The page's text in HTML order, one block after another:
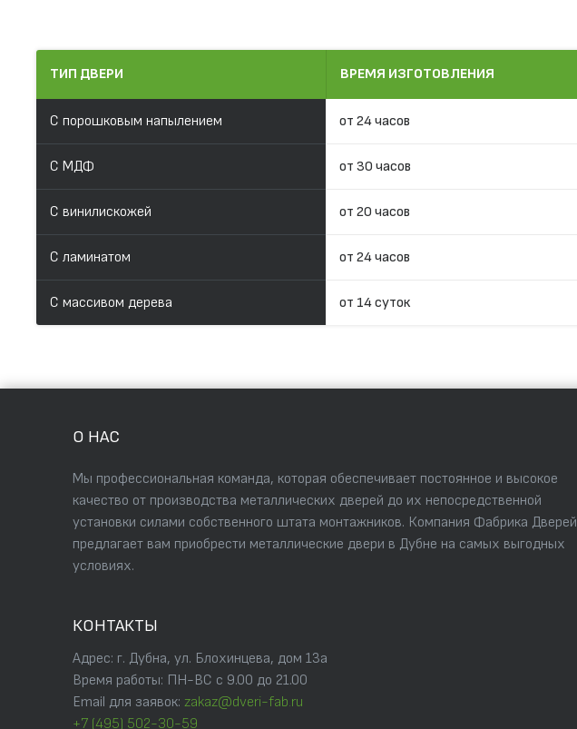
ТИП ДВЕРИ ВРЕМЯ ИЗГОТОВЛЕНИЯ
С порошковым напылением от 24 часов
С МДФ от 30 часов
С винилискожей от 20 часов
С ламинатом от 24 часов
С массивом дерева от 14 суток
О НАС
Мы профессиональная команда, которая обеспечивает постоянное и высокое
качество от производства металлических дверей до их непосредственной
установки силами собственного штата монтажников. Компания Фабрика Дверей
предлагает вам приобрести металлические двери в Дубне на самых выгодных
условиях.
КОНТАКТЫ
Адрес: г. Дубна, ул. Блохинцева, дом 13а
Время работы: ПН-ВС с 9.00 до 21.00
Email для заявок: zakaz@dveri-fab.ru
+7 (495) 502-30-59